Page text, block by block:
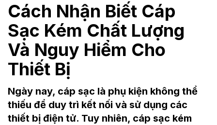
Cách Nhận Biết Cáp
Sạc Kém Chất Lượng
Và Nguy Hiểm Cho
Thiết Bị
Ngày nay, cáp sạc là phụ kiện không thể
thiếu để duy trì kết nối và sử dụng các
thiết bị điện tử. Tuy nhiên, cáp sạc kém